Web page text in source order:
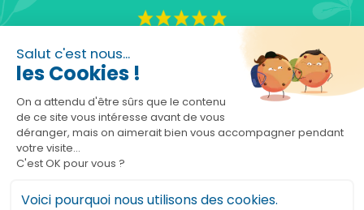
Salut c'est nous...
les Cookies !
On a attendu d'être sûrs que le contenu
de ce site vous intéresse avant de vous
déranger, mais on aimerait bien vous accompagner pendant
votre visite...
C'est OK pour vous ?
Voici pourquoi nous utilisons des cookies.